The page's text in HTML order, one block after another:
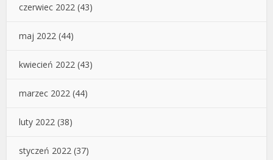
czerwiec 2022 (43)
maj 2022 (44)
kwiecień 2022 (43)
marzec 2022 (44)
luty 2022 (38)
styczeń 2022 (37)